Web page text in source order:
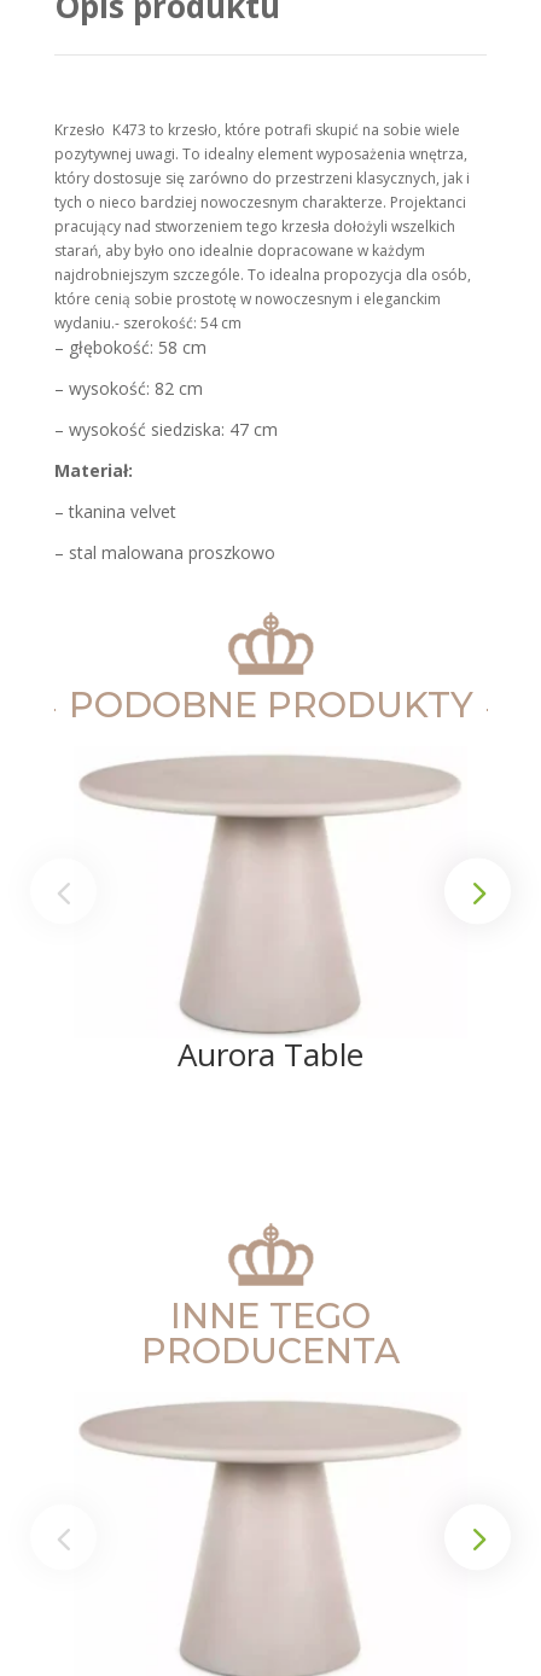
Krzesło K473 to krzesło, które potrafi skupić na sobie wiele
pozytywnej uwagi. To idealny element wyposażenia wnętrza,
który dostosuje się zarówno do przestrzeni klasycznych, jak i
tych o nieco bardziej nowoczesnym charakterze. Projektanci
pracujący nad stworzeniem tego krzesła dołożyli wszelkich
starań, aby było ono idealnie dopracowane w każdym
najdrobniejszym szczególe. To idealna propozycja dla osób,
które cenią sobie prostotę w nowoczesnym i eleganckim
wydaniu.- szerokość: 54 cm
– głębokość: 58 cm
– wysokość: 82 cm
– wysokość siedziska: 47 cm
Materiał:
– tkanina velvet
– stal malowana proszkowo
PODOBNE PRODUKTY
Aurora Table
INNE TEGO
PRODUCENTA